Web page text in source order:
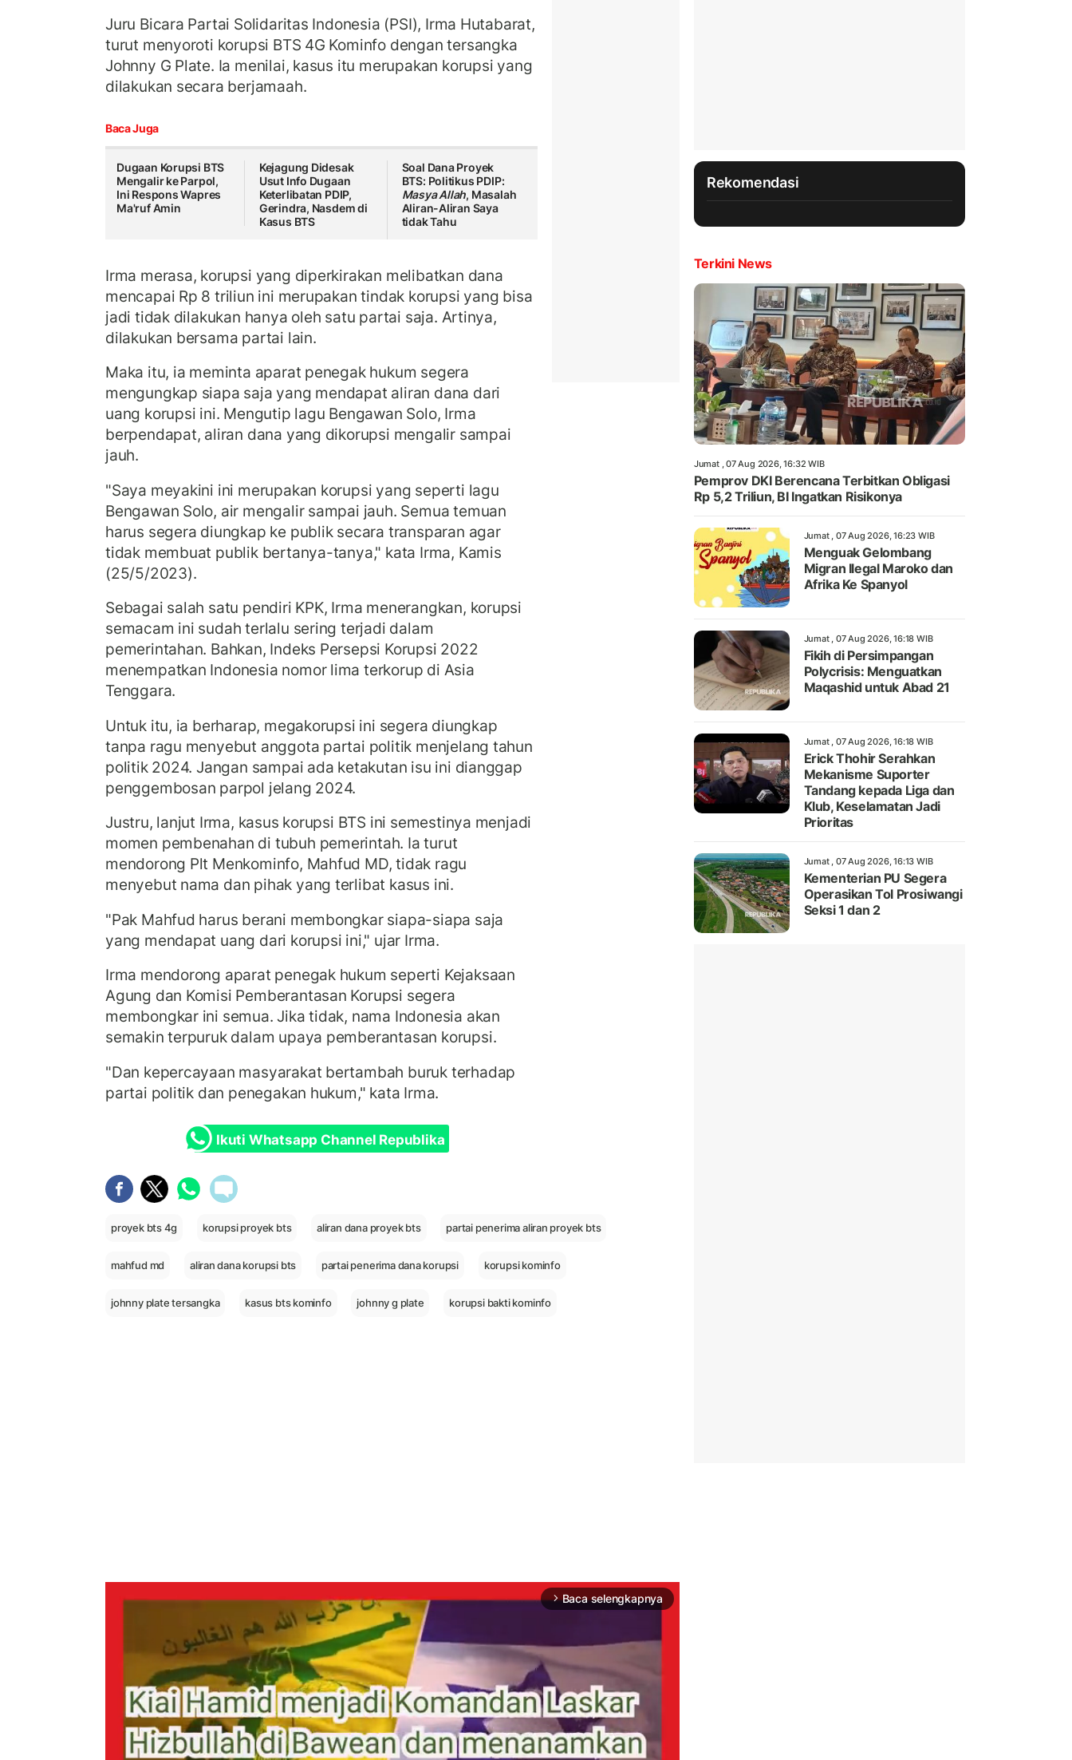
Juru Bicara Partai Solidaritas Indonesia (PSI), Irma Hutabarat,
turut menyoroti korupsi BTS 4G Kominfo dengan tersangka
Johnny G Plate. Ia menilai, kasus itu merupakan korupsi yang
dilakukan secara berjamaah.
Baca Juga
Dugaan Korupsi BTS
Mengalir ke Parpol,
Ini Respons Wapres
Ma'ruf Amin
Kejagung Didesak
Usut Info Dugaan
Keterlibatan PDIP,
Gerindra, Nasdem di
Kasus BTS
Soal Dana Proyek
BTS: Politikus PDIP:
Masya Allah, Masalah
Aliran-Aliran Saya
tidak Tahu
Irma merasa, korupsi yang diperkirakan melibatkan dana
mencapai Rp 8 triliun ini merupakan tindak korupsi yang bisa
jadi tidak dilakukan hanya oleh satu partai saja. Artinya,
dilakukan bersama partai lain.
Maka itu, ia meminta aparat penegak hukum segera
mengungkap siapa saja yang mendapat aliran dana dari
uang korupsi ini. Mengutip lagu Bengawan Solo, Irma
berpendapat, aliran dana yang dikorupsi mengalir sampai
jauh.
"Saya meyakini ini merupakan korupsi yang seperti lagu
Bengawan Solo, air mengalir sampai jauh. Semua temuan
harus segera diungkap ke publik secara transparan agar
tidak membuat publik bertanya-tanya," kata Irma, Kamis
(25/5/2023).
Sebagai salah satu pendiri KPK, Irma menerangkan, korupsi
semacam ini sudah terlalu sering terjadi dalam
pemerintahan. Bahkan, Indeks Persepsi Korupsi 2022
menempatkan Indonesia nomor lima terkorup di Asia
Tenggara.
Untuk itu, ia berharap, megakorupsi ini segera diungkap
tanpa ragu menyebut anggota partai politik menjelang tahun
politik 2024. Jangan sampai ada ketakutan isu ini dianggap
penggembosan parpol jelang 2024.
Justru, lanjut Irma, kasus korupsi BTS ini semestinya menjadi
momen pembenahan di tubuh pemerintah. Ia turut
mendorong Plt Menkominfo, Mahfud MD, tidak ragu
menyebut nama dan pihak yang terlibat kasus ini.
"Pak Mahfud harus berani membongkar siapa-siapa saja
yang mendapat uang dari korupsi ini," ujar Irma.
Irma mendorong aparat penegak hukum seperti Kejaksaan
Agung dan Komisi Pemberantasan Korupsi segera
membongkar ini semua. Jika tidak, nama Indonesia akan
semakin terpuruk dalam upaya pemberantasan korupsi.
"Dan kepercayaan masyarakat bertambah buruk terhadap
partai politik dan penegakan hukum," kata Irma.
Ikuti Whatsapp Channel Republika
proyek bts 4g korupsi proyek bts aliran dana proyek bts partai penerima aliran proyek bts
mahfud md aliran dana korupsi bts partai penerima dana korupsi korupsi kominfo
johnny plate tersangka kasus bts kominfo johnny g plate korupsi bakti kominfo
arrow_forward_ios Baca selengkapnya
Rekomendasi
Terkini News
Jumat , 07 Aug 2026, 16:32 WIB
Pemprov DKI Berencana Terbitkan Obligasi
Rp 5,2 Triliun, BI Ingatkan Risikonya
Jumat , 07 Aug 2026, 16:23 WIB
Menguak Gelombang
Migran Ilegal Maroko dan
Afrika Ke Spanyol
Jumat , 07 Aug 2026, 16:18 WIB
Fikih di Persimpangan
Polycrisis: Menguatkan
Maqashid untuk Abad 21
Jumat , 07 Aug 2026, 16:18 WIB
Erick Thohir Serahkan
Mekanisme Suporter
Tandang kepada Liga dan
Klub, Keselamatan Jadi
Prioritas
Jumat , 07 Aug 2026, 16:13 WIB
Kementerian PU Segera
Operasikan Tol Prosiwangi
Seksi 1 dan 2